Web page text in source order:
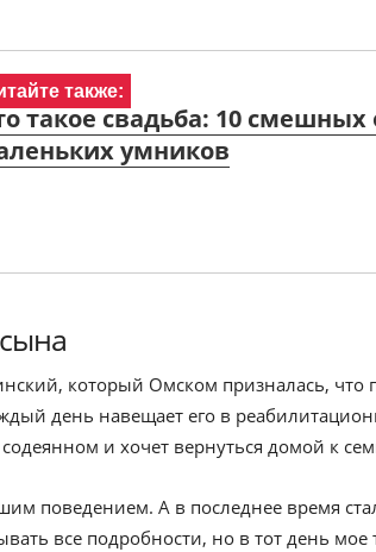
также:
такое свадьба: 10 смешных
умников
который Омском призналась, что
день навещает его в
и хочет вернуться домой к
поведением. А в последнее время
все подробности, но в тот день мое